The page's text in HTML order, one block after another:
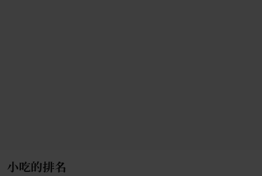
小吃的排名